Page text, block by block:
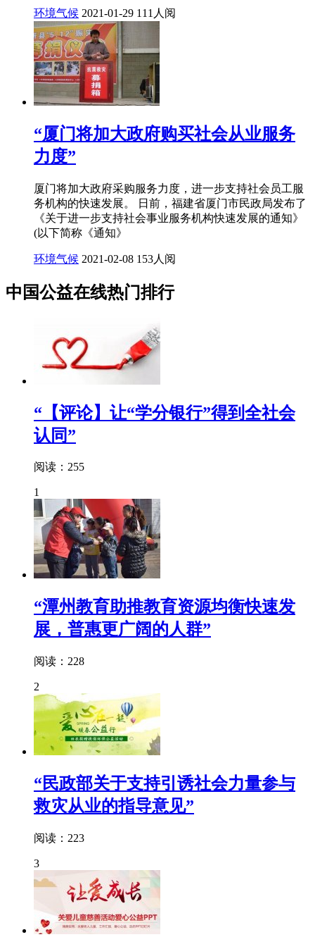
环境气候 2021-01-29 111人阅
“厦门将加大政府购买社会从业服务
力度”
厦门将加大政府采购服务力度，进一步支持社会员工服
务机构的快速发展。 日前，福建省厦门市民政局发布了
《关于进一步支持社会事业服务机构快速发展的通知》
(以下简称《通知》
环境气候 2021-02-08 153人阅
中国公益在线热门排行
“【评论】让“学分银行”得到全社会
认同”
阅读：255
1
“潭州教育助推教育资源均衡快速发
展，普惠更广阔的人群”
阅读：228
2
“民政部关于支持引诱社会力量参与
救灾从业的指导意见”
阅读：223
3